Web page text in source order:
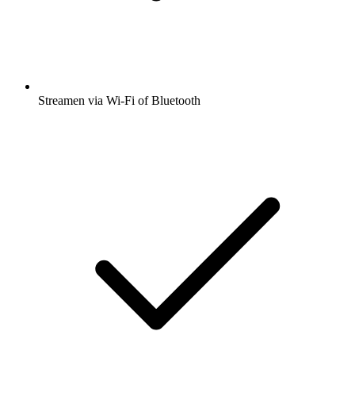
Streamen via Wi-Fi of Bluetooth